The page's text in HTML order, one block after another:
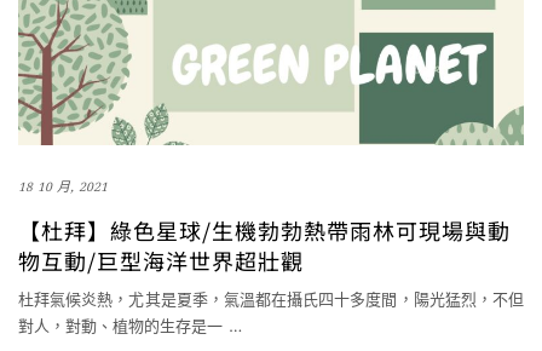
18 10 月, 2021
【杜拜】綠色星球/生機勃勃熱帶雨林可現場與動
物互動/巨型海洋世界超壯觀
杜拜氣候炎熱，尤其是夏季，氣溫都在攝氏四十多度間，陽光猛烈，不但
對人，對動、植物的生存是一 …